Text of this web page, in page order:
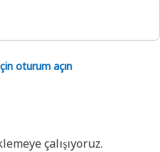
oturum açın
çalışıyoruz.